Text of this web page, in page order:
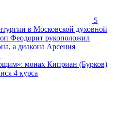
5
в Московской духовной
Феодорит рукоположил
а диакона Арсения
монах Киприан (Бурков)
4 курса